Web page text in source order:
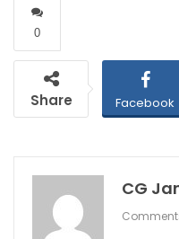
0
Share Facebook
CG